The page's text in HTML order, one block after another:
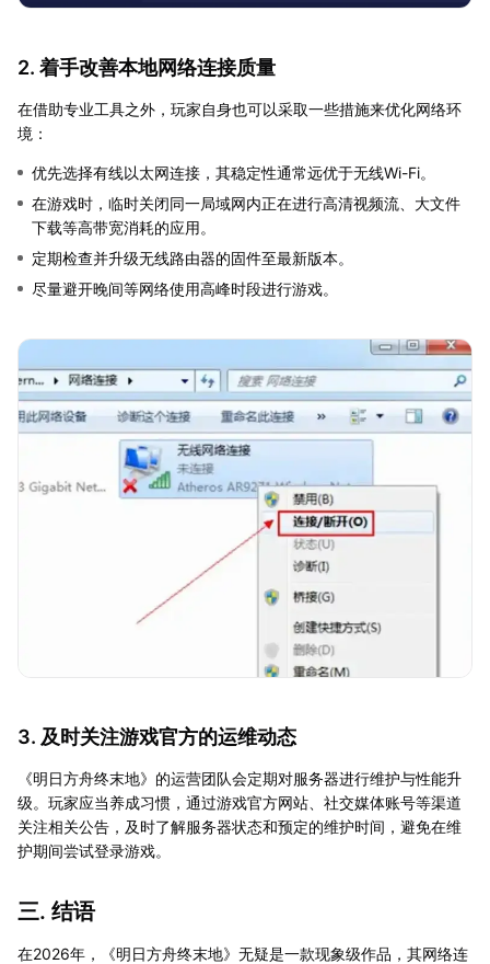
2. 着手改善本地网络连接质量
在借助专业工具之外，玩家自身也可以采取一些措施来优化网络环
境：
优先选择有线以太网连接，其稳定性通常远优于无线Wi-Fi。
在游戏时，临时关闭同一局域网内正在进行高清视频流、大文件
下载等高带宽消耗的应用。
定期检查并升级无线路由器的固件至最新版本。
尽量避开晚间等网络使用高峰时段进行游戏。
3. 及时关注游戏官方的运维动态
《明日方舟终末地》的运营团队会定期对服务器进行维护与性能升
级。玩家应当养成习惯，通过游戏官方网站、社交媒体账号等渠道
关注相关公告，及时了解服务器状态和预定的维护时间，避免在维
护期间尝试登录游戏。
三. 结语
在2026年，《明日方舟终末地》无疑是一款现象级作品，其网络连